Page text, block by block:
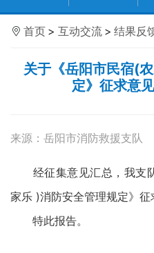
首页 > 互动交流 > 结果反
关于《岳阳市民宿(
定》征求意
来源：岳阳市消防救援支队
经征集意见汇总，我支
家乐 )消防安全管理规定》征
特此报告。